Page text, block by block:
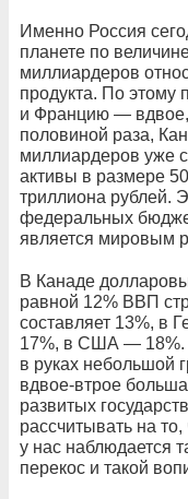
Именно Россия
планете по
миллиардеров
продукта. По этому
и Францию —
половиной раза,
миллиардеров уже
активы в размере
триллиона рублей.
федеральных
является мировым
В Канаде
равной 12% ВВП
составляет 13%, в
17%, в США — 18%.
в руках небольшой
вдвое-втрое
развитых
рассчитывать на
у нас наблюдается
перекос и такой